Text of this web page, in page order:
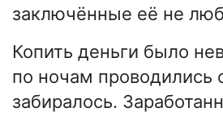
заключённые её не
Копить деньги было
по ночам проводились
забиралось.